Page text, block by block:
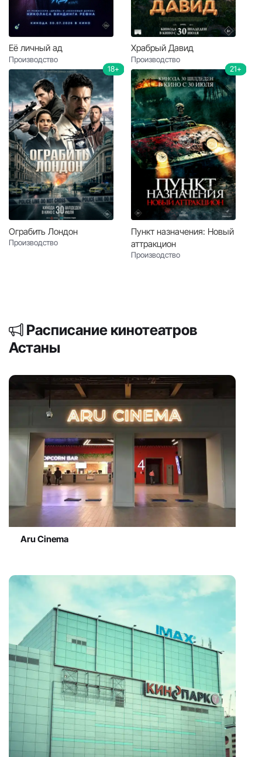
Её личный ад
Производство
Храбрый Давид
Производство
Ограбить Лондон
18+
Производство
Пункт назначения: Новый
аттракцион
21+
Производство
Расписание кинотеатров
Астаны
Aru Cinema